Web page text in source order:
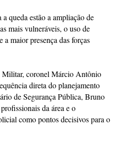
queda estão a ampliação de
mais vulneráveis, o uso de
maior presença das forças
Militar, coronel Márcio Antônio
direta do planejamento
de Segurança Pública, Bruno
da área e o
como pontos decisivos para o